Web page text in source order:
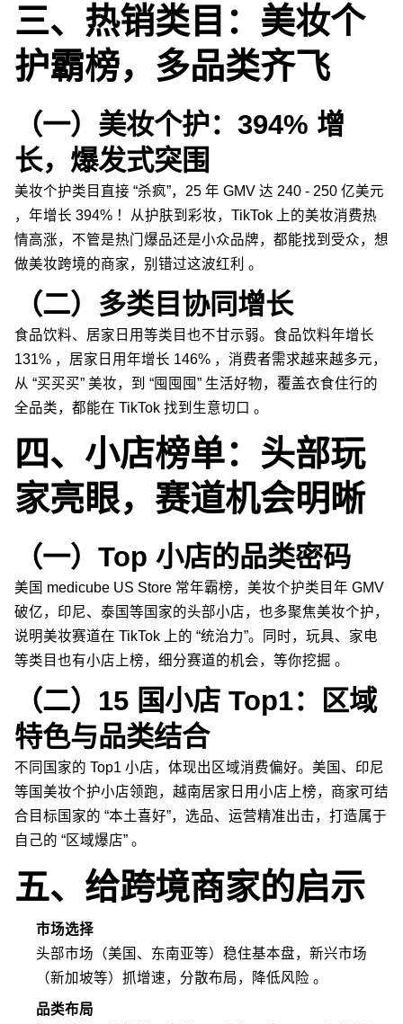
三、热销类目：美妆个
护霸榜，多品类齐飞
（一）美妆个护：394% 增
长，爆发式突围
美妆个护类目直接 “杀疯”，25 年 GMV 达 240 - 250 亿美元
，年增长 394% ！从护肤到彩妆，TikTok 上的美妆消费热
情高涨，不管是热门爆品还是小众品牌，都能找到受众，想
做美妆跨境的商家，别错过这波红利 。
（二）多类目协同增长
食品饮料、居家日用等类目也不甘示弱。食品饮料年增长
131% ，居家日用年增长 146% ，消费者需求越来越多元，
从 “买买买” 美妆，到 “囤囤囤” 生活好物，覆盖衣食住行的
全品类，都能在 TikTok 找到生意切口 。
四、小店榜单：头部玩
家亮眼，赛道机会明晰
（一）Top 小店的品类密码
美国 medicube US Store 常年霸榜，美妆个护类目年 GMV
破亿，印尼、泰国等国家的头部小店，也多聚焦美妆个护，
说明美妆赛道在 TikTok 上的 “统治力”。同时，玩具、家电
等类目也有小店上榜，细分赛道的机会，等你挖掘 。
（二）15 国小店 Top1：区域
特色与品类结合
不同国家的 Top1 小店，体现出区域消费偏好。美国、印尼
等国美妆个护小店领跑，越南居家日用小店上榜，商家可结
合目标国家的 “本土喜好”，选品、运营精准出击，打造属于
自己的 “区域爆店” 。
五、给跨境商家的启示
市场选择
头部市场（美国、东南亚等）稳住基本盘，新兴市场
（新加坡等）抓增速，分散布局，降低风险 。
品类布局